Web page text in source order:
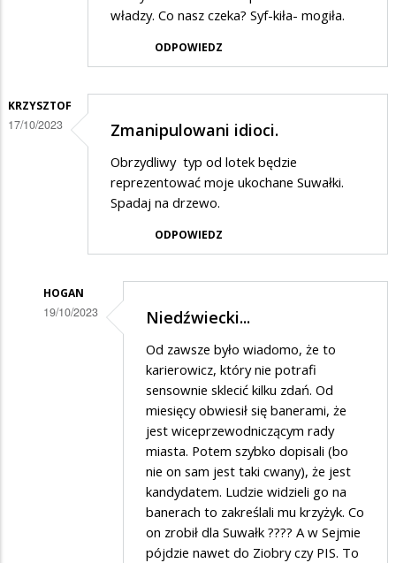
władzy. Co nasz czeka? Syf-kiła- mogiła.
ODPOWIEDZ
KRZYSZTOF
17/10/2023 Zmanipulowani idioci.
Obrzydliwy typ od lotek będzie
reprezentować moje ukochane Suwałki.
Spadaj na drzewo.
ODPOWIEDZ
HOGAN
19/10/2023
Zmanipulowani
Niedźwiecki...
Od zawsze było wiadomo, że to
karierowicz, który nie potrafi
sensownie sklecić kilku zdań. Od
miesięcy obwiesił się banerami, że
jest wiceprzewodniczącym rady
miasta. Potem szybko dopisali (bo
nie on sam jest taki cwany), że jest
kandydatem. Ludzie widzieli go na
banerach to zakreślali mu krzyżyk. Co
on zrobił dla Suwałk ???? A w Sejmie
pójdzie nawet do Ziobry czy PIS. To